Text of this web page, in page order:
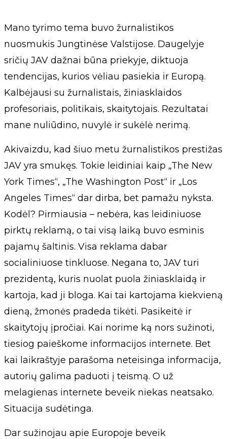
Mano tyrimo tema buvo žurnalistikos
nuosmukis Jungtinėse Valstijose. Daugelyje
sričių JAV dažnai būna priekyje, diktuoja
tendencijas, kurios vėliau pasiekia ir Europą.
Kalbėjausi su žurnalistais, žiniasklaidos
profesoriais, politikais, skaitytojais. Rezultatai
mane nuliūdino, nuvylė ir sukėlė nerimą.
Akivaizdu, kad šiuo metu žurnalistikos prestižas
JAV yra smukęs. Tokie leidiniai kaip „The New
York Times“, „The Washington Post“ ir „Los
Angeles Times“ dar dirba, bet pamažu nyksta.
Kodėl? Pirmiausia – nebėra, kas leidiniuose
pirktų reklamą, o tai visą laiką buvo esminis
pajamų šaltinis. Visa reklama dabar
socialiniuose tinkluose. Negana to, JAV turi
prezidentą, kuris nuolat puola žiniasklaidą ir
kartoja, kad ji bloga. Kai tai kartojama kiekvieną
dieną, žmonės pradeda tikėti. Pasikeitė ir
skaitytojų įpročiai. Kai norime ką nors sužinoti,
tiesiog paieškome informacijos internete. Bet
kai laikraštyje parašoma neteisinga informacija,
autorių galima paduoti į teismą. O už
melagienas internete beveik niekas neatsako.
Situacija sudėtinga.
Dar sužinojau apie Europoje beveik